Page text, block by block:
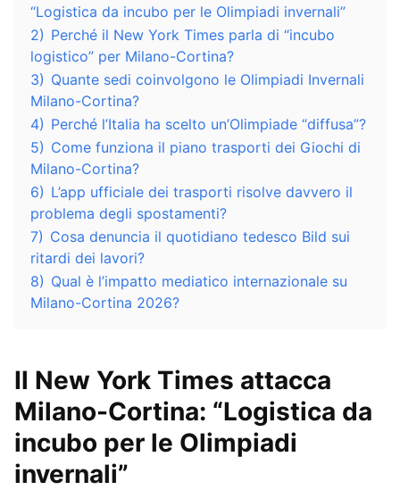
“Logistica da incubo per le Olimpiadi invernali”
2) Perché il New York Times parla di “incubo
logistico” per Milano-Cortina?
3) Quante sedi coinvolgono le Olimpiadi Invernali
Milano-Cortina?
4) Perché l’Italia ha scelto un’Olimpiade “diffusa”?
5) Come funziona il piano trasporti dei Giochi di
Milano-Cortina?
6) L’app ufficiale dei trasporti risolve davvero il
problema degli spostamenti?
7) Cosa denuncia il quotidiano tedesco Bild sui
ritardi dei lavori?
8) Qual è l’impatto mediatico internazionale su
Milano-Cortina 2026?
Il New York Times attacca
Milano-Cortina: “Logistica da
incubo per le Olimpiadi
invernali”